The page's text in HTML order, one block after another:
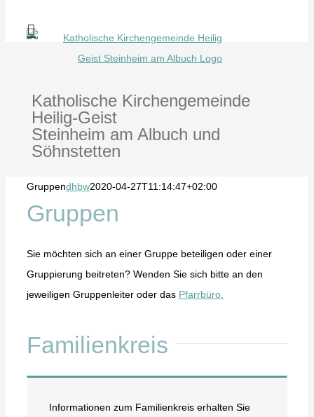
Inhalt
Katholische Kirchengemeinde
Heilig-Geist
Steinheim am Albuch und
Söhnstetten
Gruppendhbw2020-04-27T11:14:47+02:00
Gruppen
Sie möchten sich an einer Gruppe beteiligen oder einer
Gruppierung beitreten? Wenden Sie sich bitte an den
jeweiligen Gruppenleiter oder das Pfarrbüro.
Familienkreis
Informationen zum Familienkreis erhalten Sie